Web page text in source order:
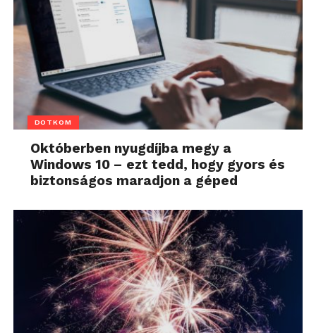
DOTKOM
Októberben nyugdíjba megy a
Windows 10 – ezt tedd, hogy gyors és
biztonságos maradjon a géped